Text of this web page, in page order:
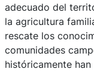
adecuado del
la agricultura
rescate los
comunidades
históricamente